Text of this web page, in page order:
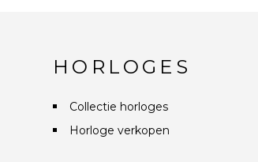
HORLOGES
Collectie horloges
Horloge verkopen